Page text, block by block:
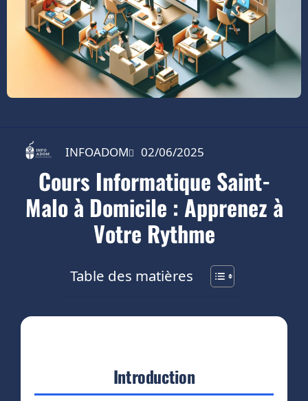
INFOADOM 02/06/2025
Cours Informatique Saint-
Malo à Domicile : Apprenez à
Votre Rythme
Table des matières
Introduction